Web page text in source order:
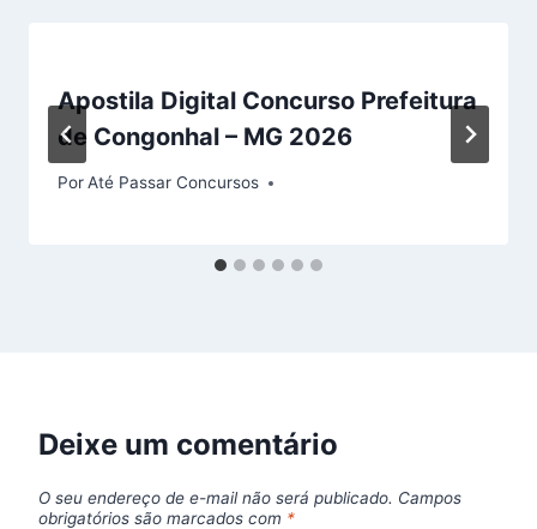
Apostila Digital Concurso Prefeitura
de Congonhal – MG 2026
PorAté Passar Concursos
Deixe um comentário
O seu endereço de e-mail não será publicado. Campos
obrigatórios são marcados com *